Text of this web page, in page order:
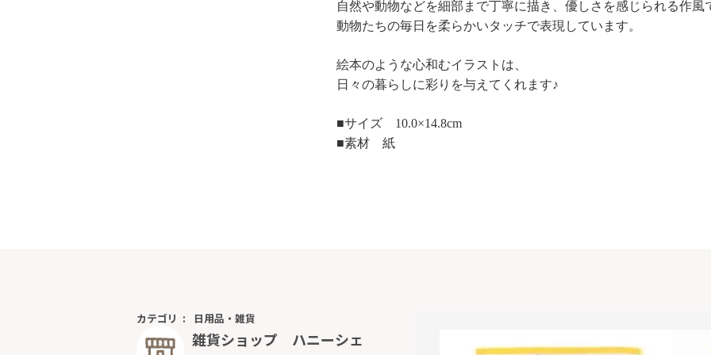
自然や動物などを細部まで丁寧に描き、優しさを感じられる作風
動物たちの毎日を柔らかいタッチで表現しています。
絵本のような心和むイラストは、
日々の暮らしに彩りを与えてくれます♪
■サイズ 10.0×14.8cm
■素材 紙
カテゴリ 日用品・雑貨
雑貨ショップ ハニーシェ